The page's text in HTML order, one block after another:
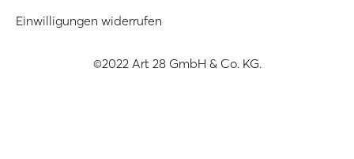
Einwilligungen widerrufen
©2022 Art 28 GmbH & Co. KG.